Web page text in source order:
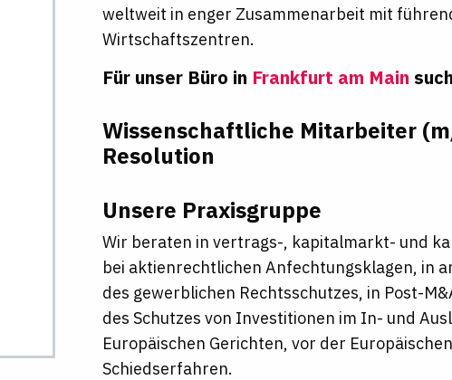
weltweit in enger Zusammenarbeit mit
Wirtschaftszentren.
Für unser Büro in Frankfurt am Main
Wissenschaftliche Mitarbeiter
Resolution
Unsere Praxisgruppe
Wir beraten in vertrags-, kapitalmarkt- und
bei aktienrechtlichen Anfechtungsklagen, in
des gewerblichen Rechtsschutzes, in Post-
des Schutzes von Investitionen im In- und
Europäischen Gerichten, vor der
Schiedserfahren.